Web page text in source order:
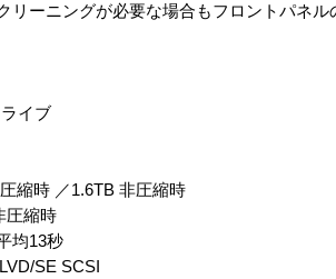
リーニングが必要な場合もフロントパネ
イブ
縮時 ／1.6TB 非圧縮時
圧縮時
均13秒
SE SCSI